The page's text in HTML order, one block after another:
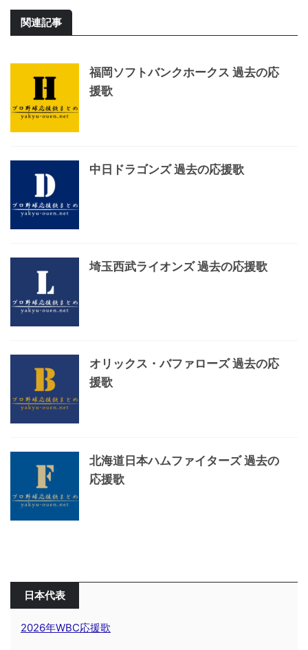
関連記事
福岡ソフトバンクホークス 過去の応
援歌
中日ドラゴンズ 過去の応援歌
埼玉西武ライオンズ 過去の応援歌
オリックス・バファローズ 過去の応
援歌
北海道日本ハムファイターズ 過去の
応援歌
日本代表
2026年WBC応援歌